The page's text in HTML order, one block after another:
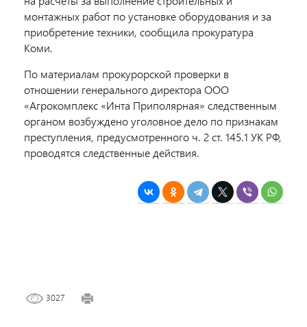
монтажных работ по установке оборудования и за
приобретение техники, сообщила прокуратура
Коми.
По материалам прокурорской проверки в
отношении генерального директора ООО
«Агрокомплекс «Инта Приполярная» следственным
органом возбуждено уголовное дело по признакам
преступления, предусмотренного ч. 2 ст. 145.1 УК РФ,
проводятся следственные действия.
3027